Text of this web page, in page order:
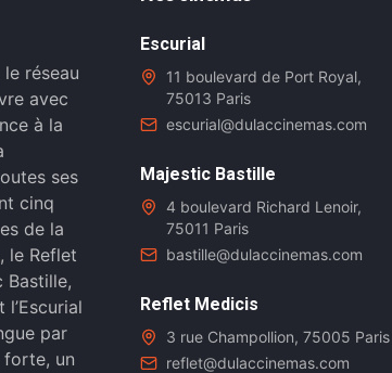
réseau
avec
à la
ses
cinq
de la
le Reflet
Bastille,
par
forte, un
Escurial
11 boulevard de Port Royal,
75013 Paris
escurial@dulaccinemas.com
Majestic Bastille
4 boulevard Richard Lenoir,
75011 Paris
bastille@dulaccinemas.com
Reflet Medicis
3 rue Champollion, 75005 Paris
reflet@dulaccinemas.com